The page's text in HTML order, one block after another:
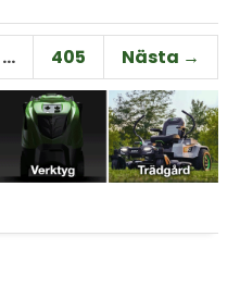
… 405 Nästa →